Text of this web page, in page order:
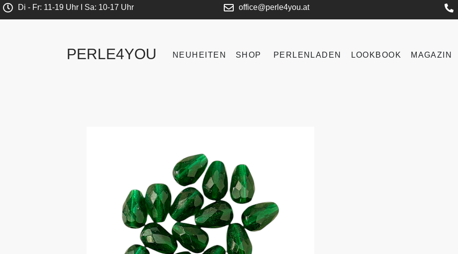
Di - Fr: 11-19 Uhr I Sa: 10-17 Uhr office@perle4you.at
PERLE4YOU NEUHEITEN SHOP PERLENLADEN LOOKBOOK MAGAZIN